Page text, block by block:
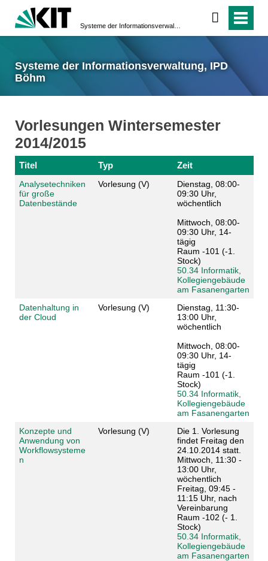
Systeme der Informationsverwaltung, IPD
Böhm
Vorlesungen Wintersemester
2014/2015
Titel Typ Zeit
Analysetechniken
für große
Datenbestände
Vorlesung (V)
Dienstag, 08:00-
09:30 Uhr,
wöchentlich
Mittwoch, 08:00-
09:30 Uhr, 14-
tägig
Raum -101 (-1.
Stock)
50.34 Informatik,
Kollegiengebäude
am Fasanengarten
Datenhaltung in
der Cloud
Vorlesung (V)
Dienstag, 11:30-
13:00 Uhr,
wöchentlich
Mittwoch, 08:00-
09:30 Uhr, 14-
tägig
Raum -101 (-1.
Stock)
50.34 Informatik,
Kollegiengebäude
am Fasanengarten
Konzepte und
Anwendung von
Workflowsysteme
n
Vorlesung (V)
Die 1. Vorlesung
findet Freitag den
24.10.2014 statt.
Mittwoch, 11:30 -
13:00 Uhr,
wöchentlich
Freitag, 09:45 -
11:15 Uhr, nach
Vereinbarung
Raum -102 (- 1.
Stock)
50.34 Informatik,
Kollegiengebäude
am Fasanengarten